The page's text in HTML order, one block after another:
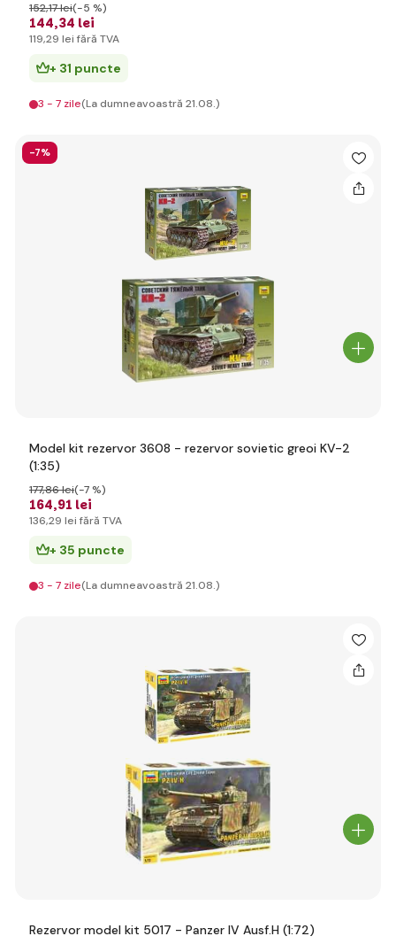
144,34 lei
152,17 lei(-5 %)
119,29 lei fără TVA
+ 31 puncte
3 - 7 zile(La dumneavoastră 21.08.)
-7%
Model kit rezervor 3608 - rezervor sovietic greoi KV-2
(1:35)
164,91 lei
177,86 lei(-7 %)
136,29 lei fără TVA
+ 35 puncte
3 - 7 zile(La dumneavoastră 21.08.)
Rezervor model kit 5017 - Panzer IV Ausf.H (1:72)